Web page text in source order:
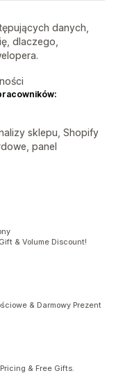
danych,
dlaczego,
sklepu, Shopify
panel
& Volume Discount!
& Darmowy Prezent
& Free Gifts.